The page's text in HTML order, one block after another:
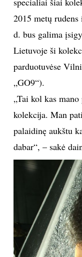
2015 metų
d. bus galima
Lietuvoje ši
parduotuvėse
„GO9“).
„Tai kol kas
kolekcija. Man
palaidinę aukštu
dabar“, – sakė